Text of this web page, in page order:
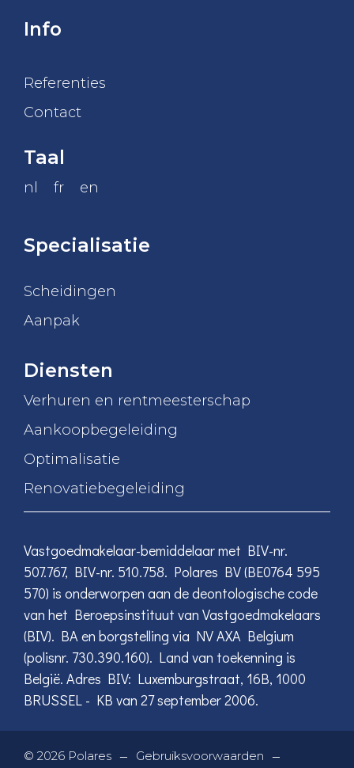
Info
Referenties
Contact
Taal
nl fr en
Specialisatie
Scheidingen
Aanpak
Diensten
Verhuren en rentmeesterschap
Aankoopbegeleiding
Optimalisatie
Renovatiebegeleiding
Vastgoedmakelaar-bemiddelaar met BIV-nr.
507.767, BIV-nr. 510.758. Polares BV (BE0764 595
570) is onderworpen aan de deontologische code
van het Beroepsinstituut van Vastgoedmakelaars
(BIV). BA en borgstelling via NV AXA Belgium
(polisnr. 730.390.160). Land van toekenning is
België. Adres BIV: Luxemburgstraat, 16B, 1000
BRUSSEL - KB van 27 september 2006.
© 2026 Polares — Gebruiksvoorwaarden —